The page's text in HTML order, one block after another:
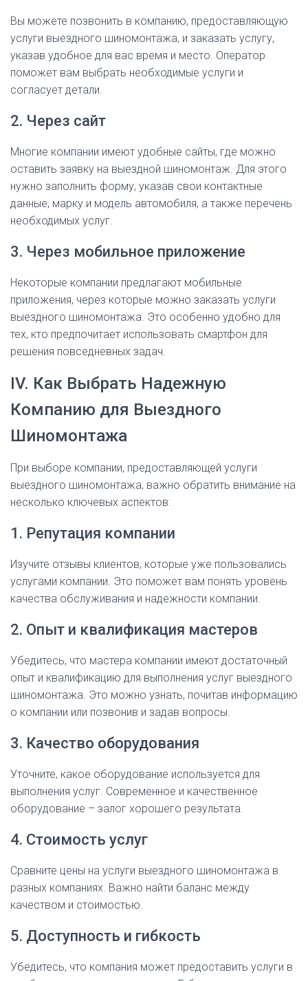
Вы можете позвонить в компанию, предоставляющую
услуги выездного шиномонтажа, и заказать услугу,
указав удобное для вас время и место. Оператор
поможет вам выбрать необходимые услуги и
согласует детали.
2. Через сайт
Многие компании имеют удобные сайты, где можно
оставить заявку на выездной шиномонтаж. Для этого
нужно заполнить форму, указав свои контактные
данные, марку и модель автомобиля, а также перечень
необходимых услуг.
3. Через мобильное приложение
Некоторые компании предлагают мобильные
приложения, через которые можно заказать услуги
выездного шиномонтажа. Это особенно удобно для
тех, кто предпочитает использовать смартфон для
решения повседневных задач.
IV. Как Выбрать Надежную
Компанию для Выездного
Шиномонтажа
При выборе компании, предоставляющей услуги
выездного шиномонтажа, важно обратить внимание на
несколько ключевых аспектов:
1. Репутация компании
Изучите отзывы клиентов, которые уже пользовались
услугами компании. Это поможет вам понять уровень
качества обслуживания и надежности компании.
2. Опыт и квалификация мастеров
Убедитесь, что мастера компании имеют достаточный
опыт и квалификацию для выполнения услуг выездного
шиномонтажа. Это можно узнать, почитав информацию
о компании или позвонив и задав вопросы.
3. Качество оборудования
Уточните, какое оборудование используется для
выполнения услуг. Современное и качественное
оборудование – залог хорошего результата.
4. Стоимость услуг
Сравните цены на услуги выездного шиномонтажа в
разных компаниях. Важно найти баланс между
качеством и стоимостью.
5. Доступность и гибкость
Убедитесь, что компания может предоставить услуги в